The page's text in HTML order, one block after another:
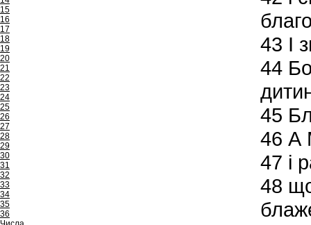
15
16
17
18
19
20
21
22
23
24
25
26
27
28
29
30
31
32
33
34
35
36
43 І
44
45
46 А
47 і
48